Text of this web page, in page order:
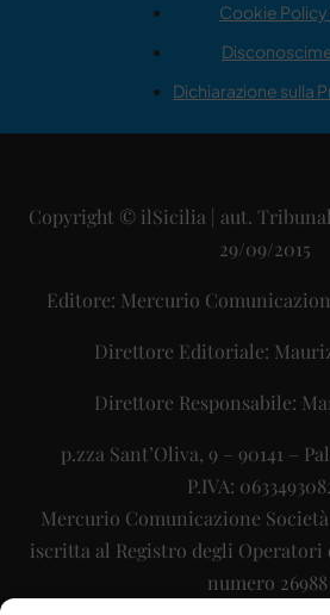
Cookie Policy
Dichiarazione sulla
Copyright © ilSicilia | aut.
29/09/2015
Editore: Mercurio
Direttore Editoriale:
Direttore Responsabile:
p.zza Sant’Oliva, 9 – 90141 –
P.IVA:
Mercurio Comunicazione
iscritta al Registro degli Operatori
numero 26988